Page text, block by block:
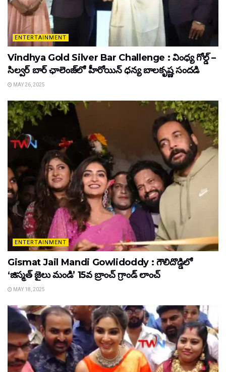
ENTERTAINMENT
Vindhya Gold Silver Bar Challenge : వింధ్య గోల్డ్ –
సిల్వర్ బార్ ఛాలెంజ్‌లో హీరోయిన్ ధ‌న్య బాల‌కృష్ణ‌ సందడి
MAY 26, 2025
ENTERTAINMENT
Gismat Jail Mandi Gowlidoddy : గౌలిదొడ్డిలో
‘జిస్మత్ జైలు మండి’ 15వ బ్రాంచ్ గ్రాండ్ లాంచ్
MAY 18, 2025